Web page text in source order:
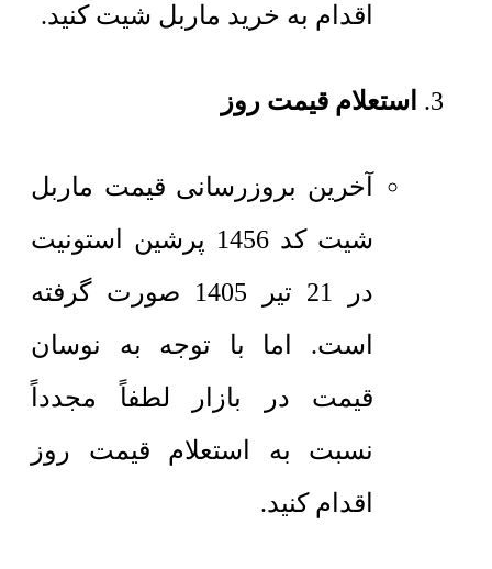
اقدام به خرید ماربل شیت کنید.
استعلام قیمت روز
آخرین بروزرسانی قیمت ماربل
شیت کد 1456 پرشین استونیت
در 21 تیر 1405 صورت گرفته
است. اما با توجه به نوسان
قیمت در بازار لطفاً مجدداً
نسبت به استعلام قیمت روز
اقدام کنید.